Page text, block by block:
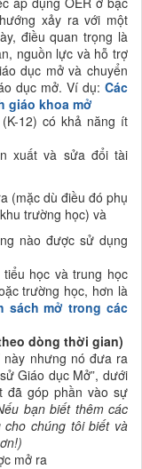
xảy ra với một
điều quan trọng là
nguồn lực và hỗ trợ
dục mở và chuyển
dục mở. Ví dụ: Các
giáo khoa mở
12) có khả năng ít
xuất và sửa đổi tài
(mặc dù điều đó phụ
trường học) và
nào được sử dụng
học và trung học
trường học, hơn là
sách mở trong các
dòng thời gian)
nhưng nó đưa ra
Giáo dục Mở”, dưới
đã góp phần vào sự
bạn biết thêm các
chúng tôi biết và
mở ra